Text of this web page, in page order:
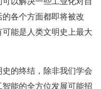
各个方面都即将被改
能是人类文明史上最大
的终结，除非我们学会
能的全方位发展可能招